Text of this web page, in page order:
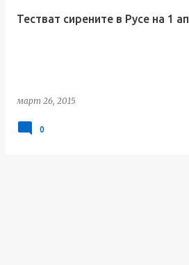
Тестват сирените в Русе на 1
март 26, 2015
0